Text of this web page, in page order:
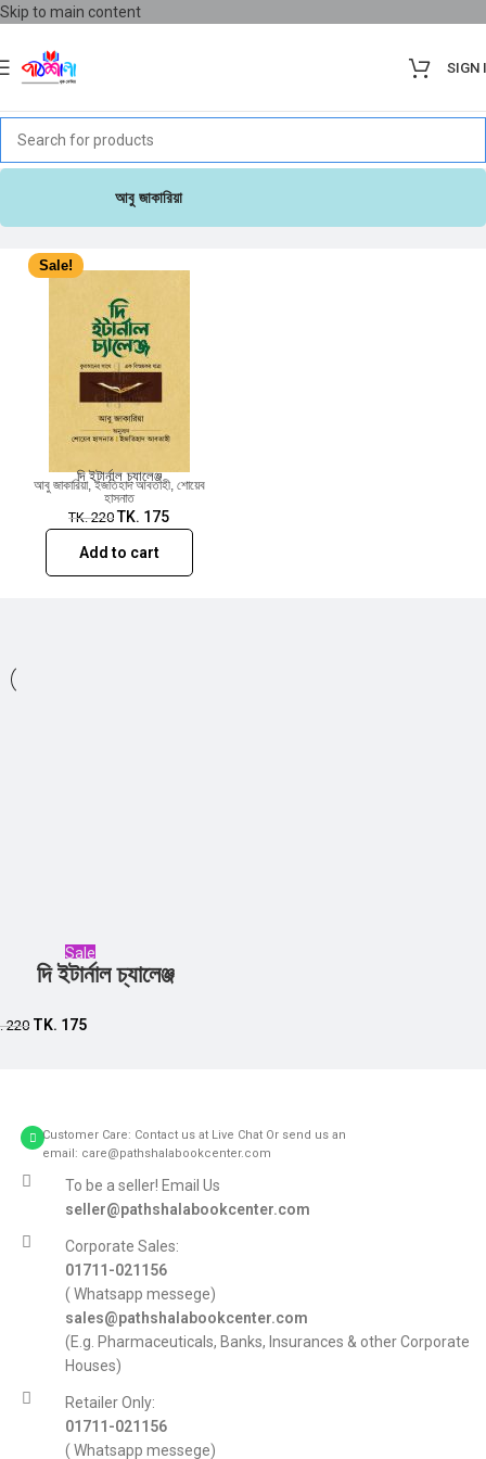
Skip to main content
SIGN
আবু জাকারিয়া
Sale!
দি ইটার্নাল চ্যালেঞ্জ
আবু জাকারিয়া,ইজতিহাদ আবতাহী, শোয়েব
হাসনাত
TK.220 TK. 175
Add to cart
Sale
দি ইটার্নাল চ্যালেঞ্জ
220 TK. 175
Customer Care: Contact us at Live Chat Or send us an
email: care@pathshalabookcenter.com
To be a seller! Email Us
seller@pathshalabookcenter.com
Corporate Sales:
01711-021156
( Whatsapp messege)
sales@pathshalabookcenter.com
(E.g. Pharmaceuticals, Banks, Insurances & other Corporate
Houses)
Retailer Only:
01711-021156
( Whatsapp messege)